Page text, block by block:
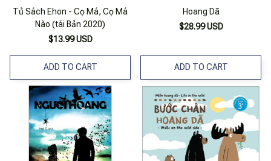
Tủ Sách Ehon - Cọ Má, Cọ Má
Nào (tái Bản 2020)
$13.99 USD
ADD TO CART
Hoang Dã
$28.99 USD
ADD TO CART